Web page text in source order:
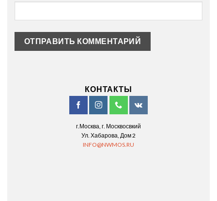
КОНТАКТЫ
г.Москва, г. Москвосвкий
Ул. Хабарова, Дом 2
INFO@NWMOS.RU